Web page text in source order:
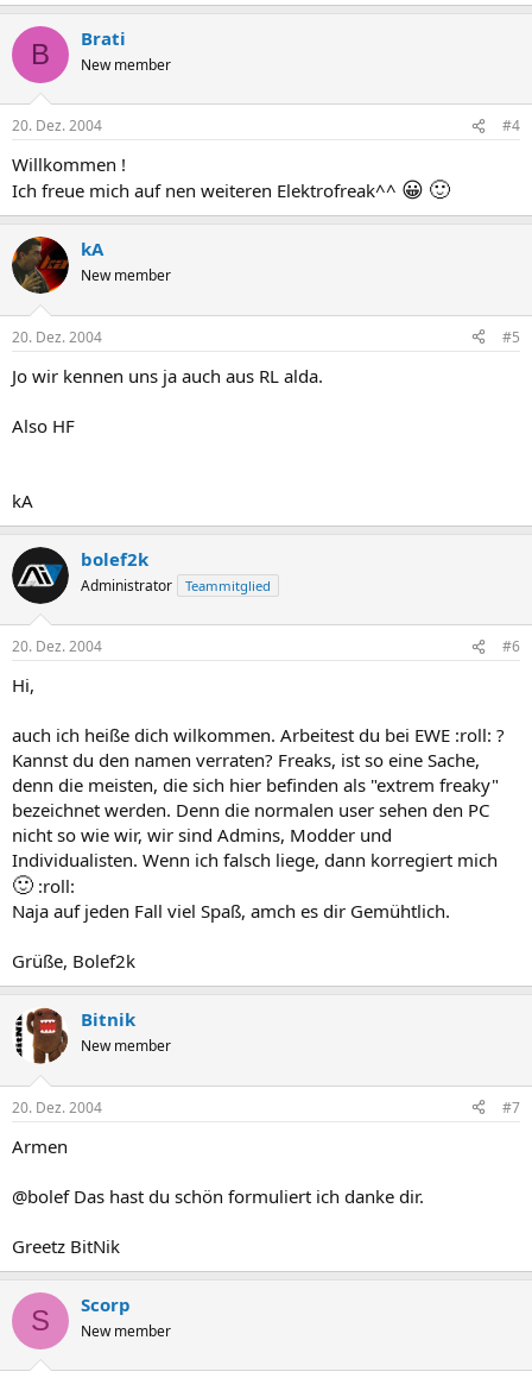
B Brati
New member
20. Dez. 2004 #4
Willkommen !
Ich freue mich auf nen weiteren Elektrofreak^^ 😀 🙂
kA
New member
20. Dez. 2004 #5
Jo wir kennen uns ja auch aus RL alda.
Also HF
kA
bolef2k
Administrator Teammitglied
20. Dez. 2004 #6
Hi,
auch ich heiße dich wilkommen. Arbeitest du bei EWE :roll: ?
Kannst du den namen verraten? Freaks, ist so eine Sache,
denn die meisten, die sich hier befinden als "extrem freaky"
bezeichnet werden. Denn die normalen user sehen den PC
nicht so wie wir, wir sind Admins, Modder und
Individualisten. Wenn ich falsch liege, dann korregiert mich
🙂 :roll:
Naja auf jeden Fall viel Spaß, amch es dir Gemühtlich.
Grüße, Bolef2k
Bitnik
New member
20. Dez. 2004 #7
Armen
@bolef Das hast du schön formuliert ich danke dir.
Greetz BitNik
S Scorp
New member